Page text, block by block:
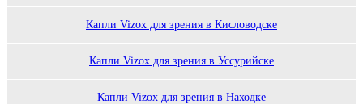
Капли Vizox для зрения в Кисловодске
Капли Vizox для зрения в Уссурийске
Капли Vizox для зрения в Находке